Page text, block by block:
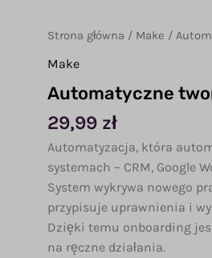
Strona główna / Make /
Make
Automatyczne
29,99 zł
Automatyzacja, która
systemach – CRM, Google
System wykrywa nowego
przypisuje uprawnienia i
Dzięki temu onboarding
na ręczne działania.